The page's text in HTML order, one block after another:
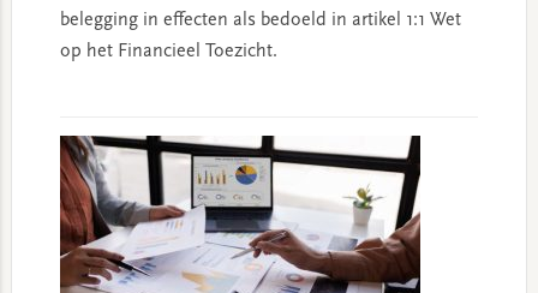
belegging in effecten als bedoeld in artikel 1:1 Wet
op het Financieel Toezicht.